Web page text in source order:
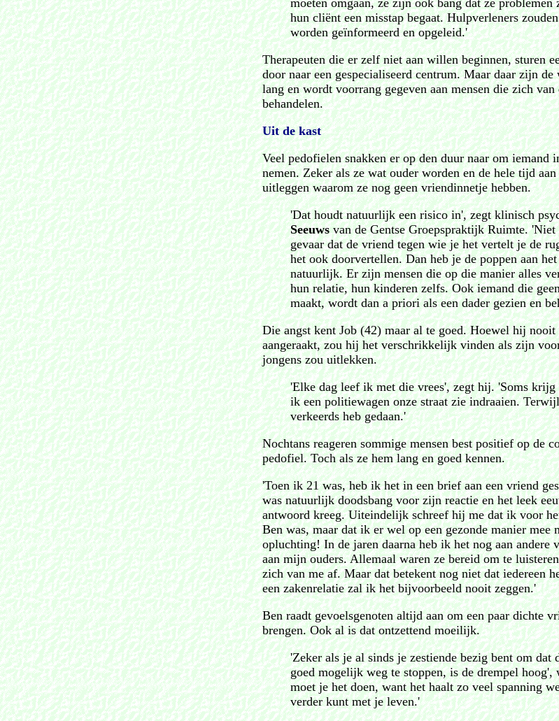
moeten omgaan, ze zijn ook bang dat ze
hun cliënt een misstap begaat. Hulpverleners
worden geïnformeerd en opgeleid.'
Therapeuten die er zelf niet aan willen beginnen, sturen
door naar een gespecialiseerd centrum. Maar daar zijn
lang en wordt voorrang gegeven aan mensen die zich
behandelen.
Uit de kast
Veel pedofielen snakken er op den duur naar om iemand
nemen. Zeker als ze wat ouder worden en de hele tijd aan
uitleggen waarom ze nog geen vriendinnetje hebben.
'Dat houdt natuurlijk een risico in', zegt klinisch
Seeuwsvan de Gentse Groepspraktijk Ruimte. 'Niet
gevaar dat de vriend tegen wie je het vertelt je de
het ook doorvertellen. Dan heb je de poppen aan het
natuurlijk. Er zijn mensen die op die manier alles
hun relatie, hun kinderen zelfs. Ook iemand die
maakt, wordt dan a priori als een dader gezien en
Die angst kent Job (42) maar al te goed. Hoewel hij nooit
aangeraakt, zou hij het verschrikkelijk vinden als zijn
jongens zou uitlekken.
'Elke dag leef ik met die vrees', zegt hij. 'Soms krijg
ik een politiewagen onze straat zie indraaien.
verkeerds heb gedaan.'
Nochtans reageren sommige mensen best positief op de
pedofiel. Toch als ze hem lang en goed kennen.
'Toen ik 21 was, heb ik het in een brief aan een vriend
was natuurlijk doodsbang voor zijn reactie en het leek
antwoord kreeg. Uiteindelijk schreef hij me dat ik voor
Ben was, maar dat ik er wel op een gezonde manier mee
opluchting! In de jaren daarna heb ik het nog aan andere
aan mijn ouders. Allemaal waren ze bereid om te
zich van me af. Maar dat betekent nog niet dat iedereen
een zakenrelatie zal ik het bijvoorbeeld nooit zeggen.'
Ben raadt gevoelsgenoten altijd aan om een paar dichte
brengen. Ook al is dat ontzettend moeilijk.
'Zeker als je al sinds je zestiende bezig bent om dat
goed mogelijk weg te stoppen, is de drempel hoog',
moet je het doen, want het haalt zo veel spanning
verder kunt met je leven.'